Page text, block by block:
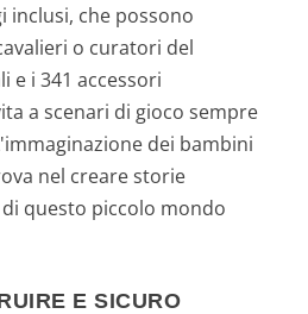
inclusi, che possono
o curatori del
e i 341 accessori
a scenari di gioco sempre
dei bambini
nel creare storie
questo piccolo mondo
E SICURO